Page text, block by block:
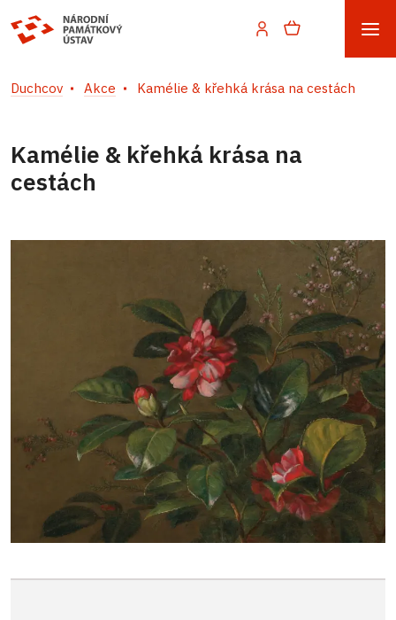
Duchcov Akce Kamélie & křehká krása na cestách
Kamélie & křehká krása na
cestách